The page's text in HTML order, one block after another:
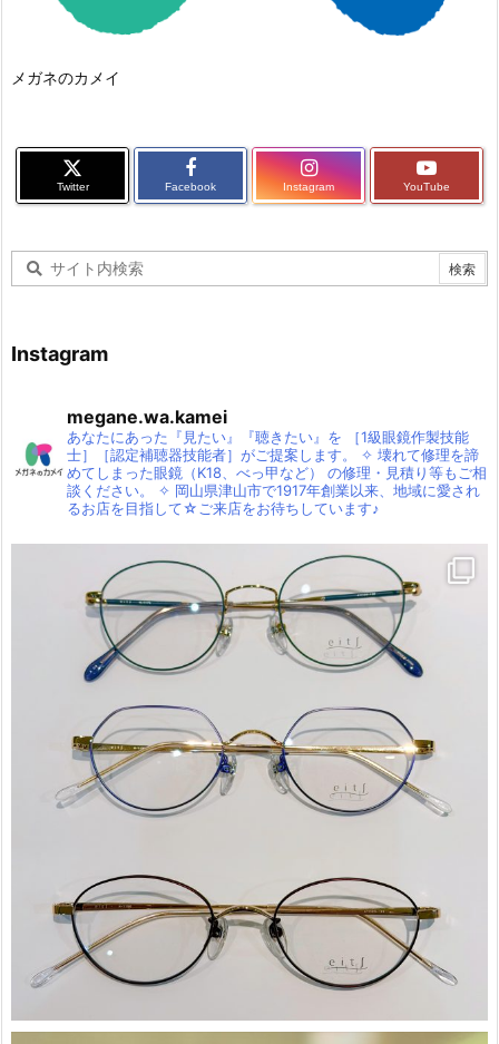
メガネのカメイ
Twitter Facebook Instagram YouTube
Instagram
megane.wa.kamei
あなたにあった『見たい』『聴きたい』を ［1級眼鏡作製技能
士］［認定補聴器技能者］がご提案します。
✧ 壊れて修理を諦
めてしまった眼鏡（K18、べっ甲など）
の修理・見積り等もご相
談ください。
✧ 岡山県津山市で1917年創業以来、地域に愛され
るお店を目指して☆ご来店をお待ちしています♪